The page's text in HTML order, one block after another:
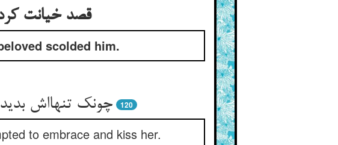
قصد خیانت
scolded him.
چونک تنهااش 120
to embrace and kiss her.